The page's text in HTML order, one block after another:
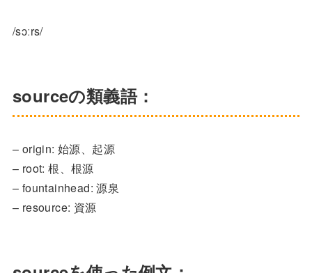
/sɔːrs/
sourceの類義語：
– origin: 始源、起源
– root: 根、根源
– fountainhead: 源泉
– resource: 資源